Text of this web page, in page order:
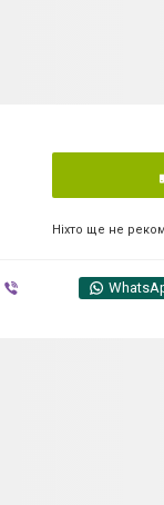
Ніхто ще не